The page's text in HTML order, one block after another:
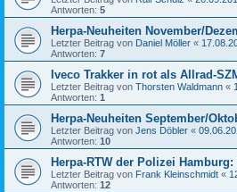
Antworten: 5
Herpa-Neuheiten November/
Letzter Beitrag von Daniel Möller «
Antworten: 7
Iveco Trakker in rot als Allrad-
Letzter Beitrag von Thorsten Waldmann «
Antworten: 1
Herpa-Neuheiten September/
Letzter Beitrag von Jens Döbler «
Antworten: 10
Herpa-RTW der Polizei
Letzter Beitrag von Frank Kleinschmidt «
Antworten: 12